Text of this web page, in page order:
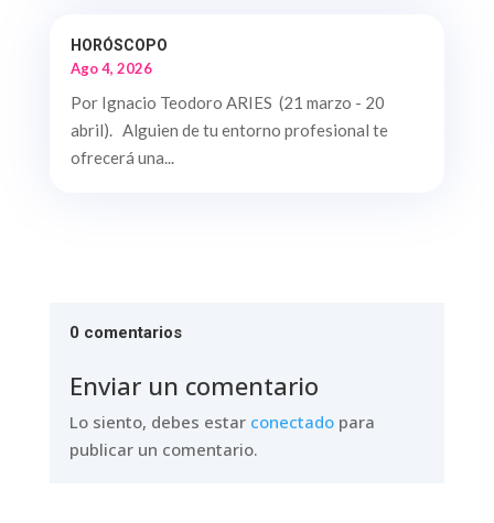
HORÓSCOPO
Ago 4, 2026
Por Ignacio Teodoro ARIES (21 marzo - 20
abril). Alguien de tu entorno profesional te
ofrecerá una...
0 comentarios
Enviar un comentario
Lo siento, debes estar conectadopara
publicar un comentario.